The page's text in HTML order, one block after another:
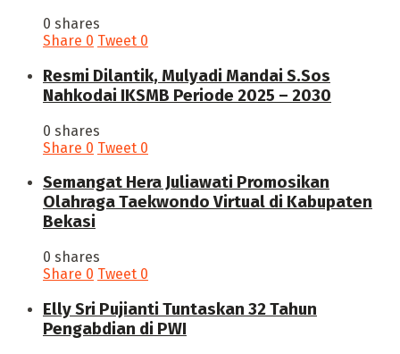
0 shares
Share 0 Tweet 0
Resmi Dilantik, Mulyadi Mandai S.Sos
Nahkodai IKSMB Periode 2025 – 2030
0 shares
Share 0 Tweet 0
Semangat Hera Juliawati Promosikan
Olahraga Taekwondo Virtual di Kabupaten
Bekasi
0 shares
Share 0 Tweet 0
Elly Sri Pujianti Tuntaskan 32 Tahun
Pengabdian di PWI